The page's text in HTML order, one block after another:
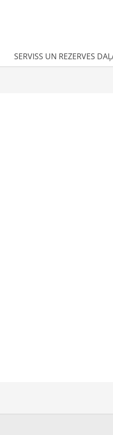
SERVISS UN REZERVES